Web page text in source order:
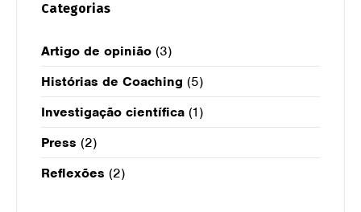
Categorias
Artigo de opinião (3)
Histórias de Coaching (5)
Investigação científica (1)
Press (2)
Reflexões (2)